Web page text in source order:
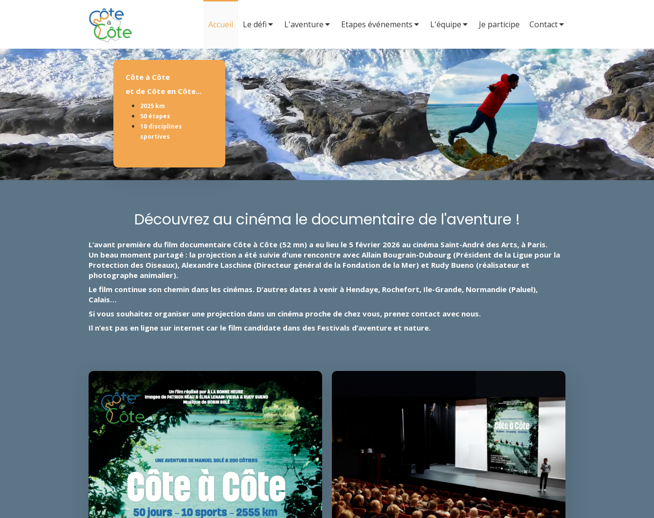
Accueil Le défi L'aventure Etapes événements L'équipe Je participe Contact
Côte à Côte
et de Côte en Côte...
2025 km
50 étapes
10 disciplines
sportives
Découvrez au cinéma le documentaire de l'aventure !
L’avant première du film documentaire Côte à Côte (52 mn) a eu lieu le 5 février 2026 au cinéma Saint-André des Arts, à Paris.
Un beau moment partagé : la projection a été suivie d'une rencontre avec Allain Bougrain-Dubourg (Président de la Ligue pour la
Protection des Oiseaux), Alexandre Laschine (Directeur général de la Fondation de la Mer) et Rudy Bueno (réalisateur et
photographe animalier).
Le film continue son chemin dans les cinémas. D’autres dates à venir à Hendaye, Rochefort, Ile-Grande, Normandie (Paluel),
Calais…
Si vous souhaitez organiser une projection dans un cinéma proche de chez vous, prenez contact avec nous.
Il n’est pas en ligne sur internet car le film candidate dans des Festivals d’aventure et nature.